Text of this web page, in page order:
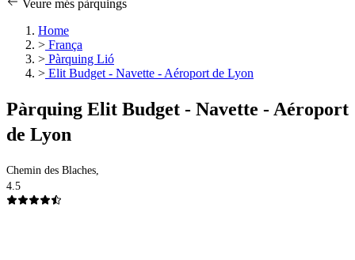
Veure més pàrquings
Home
> França
> Pàrquing Lió
> Elit Budget - Navette - Aéroport de Lyon
Pàrquing Elit Budget - Navette - Aéroport
de Lyon
Chemin des Blaches,
4.5